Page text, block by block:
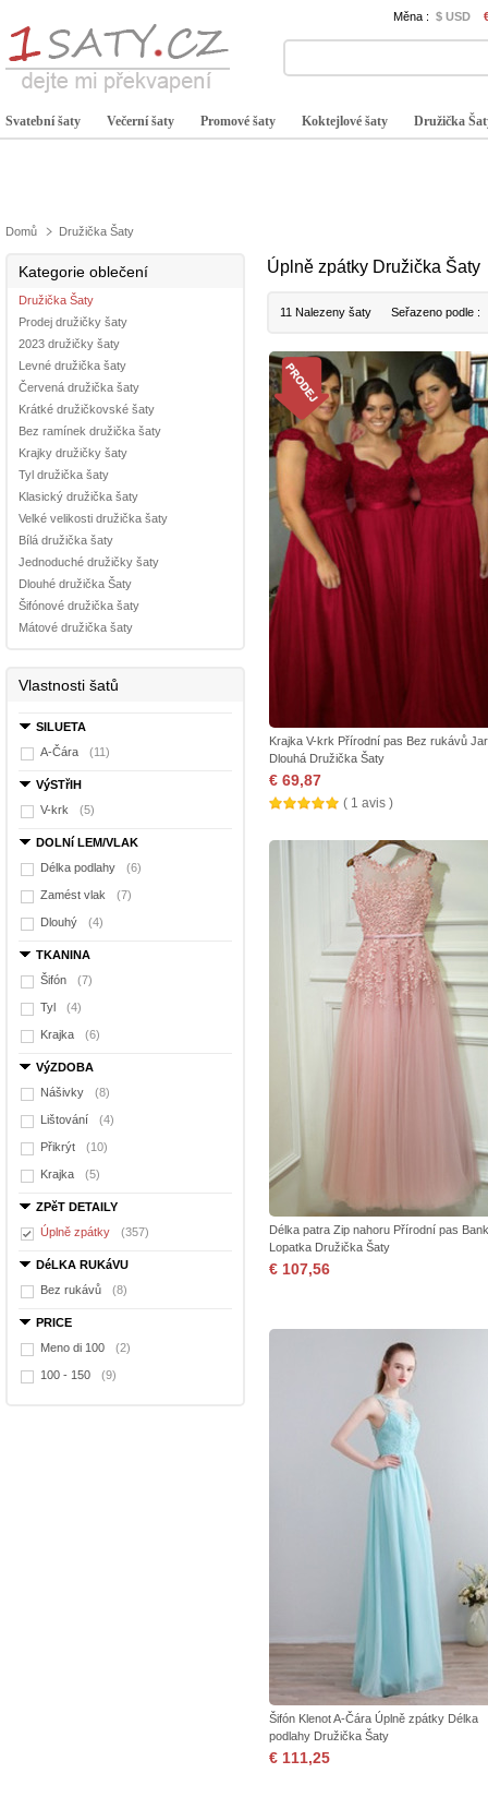
Měna : $ USD
Svatební šaty Večerní šaty Promové šaty Koktejlové šaty Družička
Domů Družička Šaty
Kategorie oblečení
Družička Šaty
Prodej družičky šaty
2023 družičky šaty
Levné družička šaty
Červená družička šaty
Krátké družičkovské šaty
Bez ramínek družička šaty
Krajky družičky šaty
Tyl družička šaty
Klasický družička šaty
Velké velikosti družička šaty
Bílá družička šaty
Jednoduché družičky šaty
Dlouhé družička Šaty
Šifónové družička šaty
Mátové družička šaty
Vlastnosti šatů
SILUETA
A-Čára
(11)
VýSTřIH
V-krk
(5)
DOLNí LEM/VLAK
Délka podlahy
(6)
Zamést vlak (7)
Dlouhý (4)
TKANINA
Šifón
(7)
Tyl (4)
Krajka (6)
VýZDOBA
Nášivky
(8)
Lištování (4)
Přikrýt (10)
Krajka (5)
ZPěT DETAILY
Úplně zpátky
(357)
DéLKA RUKáVU
Bez rukávů
(8)
PRICE
Meno di 100
(2)
100 - 150 (9)
Úplně zpátky Družička Šaty
11 Nalezeny šaty Seřazeno podle :
Krajka V-krk Přírodní pas Bez rukávů
Dlouhá Družička Šaty
€ 69,87
( 1 avis )
Délka patra Zip nahoru Přírodní pas
Lopatka Družička Šaty
€ 107,56
Šifón Klenot A-Čára Úplně zpátky Délka
podlahy Družička Šaty
€ 111,25